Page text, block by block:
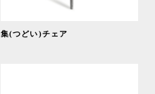
集(つどい)チェア